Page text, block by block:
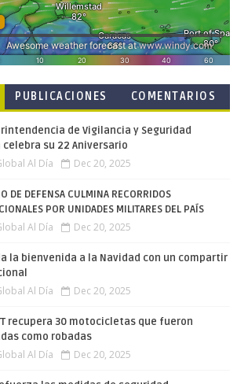
PUBLICACIONES
COMENTARIOS
de Vigilancia y Seguridad
celebra su 22 Aniversario
Al Día Dec 20, 2025
DE DEFENSA CULMINA RECORRIDOS
POR UNIDADES MILITARES DEL PAÍS
Al Día Dec 20, 2025
da la bienvenida a la Navidad con un compartir
Al Día Dec 20, 2025
recupera 30 motocicletas que fueron
como robadas
Al Día Dec 20, 2025